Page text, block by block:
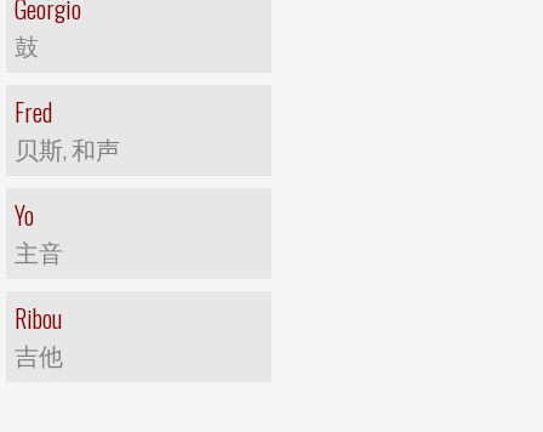
Georgio
鼓
Fred
贝斯, 和声
Yo
主音
Ribou
吉他